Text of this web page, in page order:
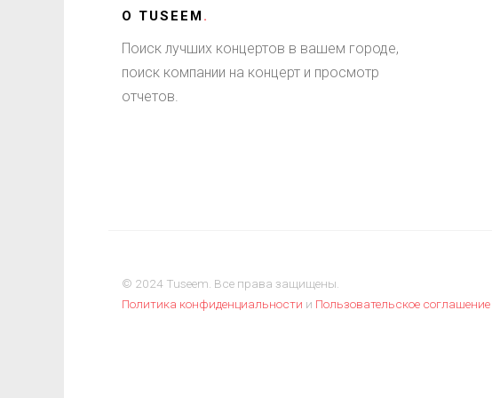
О TUSEEM.
Поиск лучших концертов в вашем городе,
поиск компании на концерт и просмотр
отчетов.
© 2024 Tuseem. Все права защищены.
Политика конфиденциальности и Пользовательское соглашение